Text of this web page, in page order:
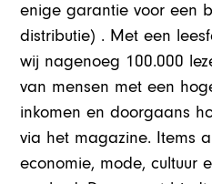
enige garantie voor een
distributie) . Met een
wij nagenoeg 100.000
van mensen met een
inkomen en doorgaans
via het magazine. Items
economie, mode, cultuur